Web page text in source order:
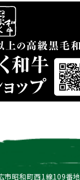
市昭和町西1線109番地